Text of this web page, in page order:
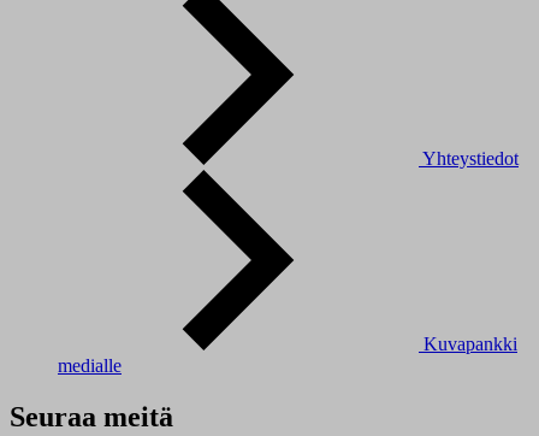
Yhteystiedot
Kuvapankki
medialle
Seuraa meitä